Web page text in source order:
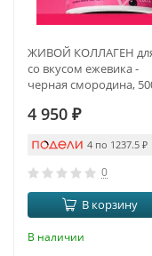
ЖИВОЙ КОЛЛАГЕН
со вкусом ежевика -
черная смородина,
4 950 ₽
4 по 1237.5 ₽
0
В корзину
В наличии